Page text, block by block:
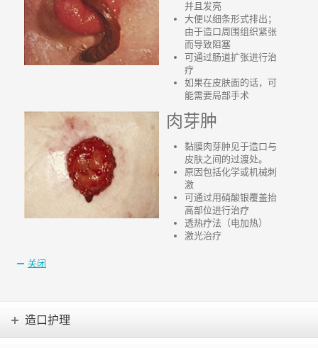
并且发亮
大便以细条形式排出；
由于造口周围组织紧张
而导致阻塞
可通过肠道扩张进行治
疗
如果在皮肤面的话，可
能需要局部手术
肉芽肿
黏膜肉芽肿见于造口与
皮肤之间的过渡处。
原因包括化学或机械刺
激
可通过用硝酸银覆盖抬
高部位进行治疗
透热疗法（电加热）
激光治疗
关闭
造口护理